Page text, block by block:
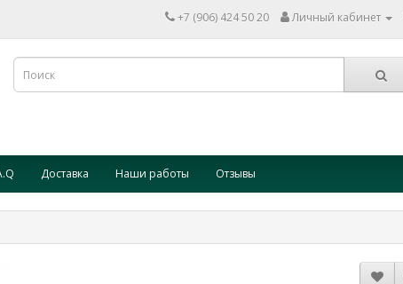
+7 (906) 424 50 20 Личный кабинет
Доставка Наши работы Отзывы